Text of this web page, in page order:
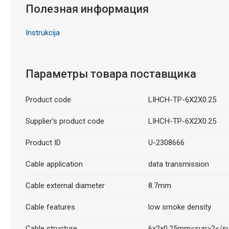
Полезная информация
Instrukcija
Параметры товара поставщика
Product code LIHCH-TP-6X2X0.25
Supplier's product code LIHCH-TP-6X2X0.25
Product ID U-2308666
Cable application data transmission
Cable external diameter 8.7mm
Cable features low smoke density